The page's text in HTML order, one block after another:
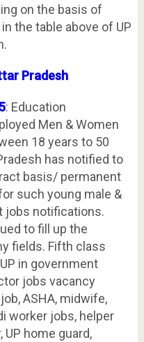
on the basis of
the table above of UP
Pradesh
: Education
Men & Women
18 years to 50
has notified to
basis/ permanent
such young male &
jobs notifications.
to fill up the
fields. Fifth class
in government
jobs vacancy
ASHA, midwife,
worker jobs, helper
UP home guard,